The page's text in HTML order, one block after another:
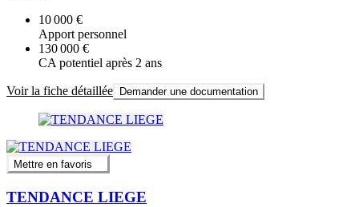
10 000 €
Apport personnel
130 000 €
CA potentiel après 2 ans
Voir la fiche détaillée Demander une documentation
Mettre en favoris
TENDANCE LIEGE